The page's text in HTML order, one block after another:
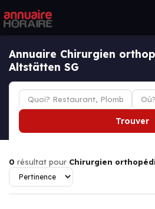
Annuaire Chirurgien
Altstätten SG
Trouver
0 résultat pour Chirurgien